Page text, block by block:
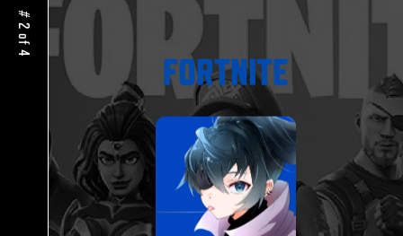
# 2 of 4
FORTNITE